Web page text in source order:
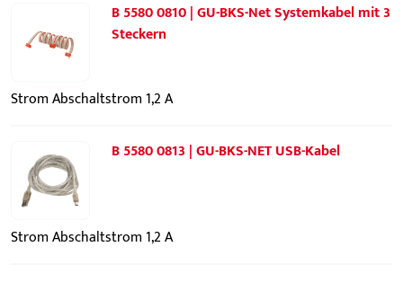
B 5580 0810 | GU-BKS-Net Systemkabel mit 3
Steckern
Strom Abschaltstrom 1,2 A
B 5580 0813 | GU-BKS-NET USB-Kabel
Strom Abschaltstrom 1,2 A